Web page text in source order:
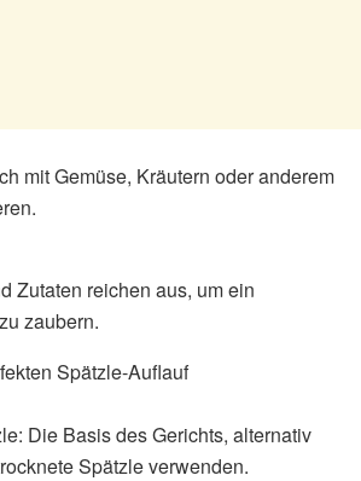
mit Gemüse, Kräutern oder anderem
Zutaten reichen aus, um ein
zaubern.
Spätzle-Auflauf
Die Basis des Gerichts, alternativ
Spätzle verwenden.